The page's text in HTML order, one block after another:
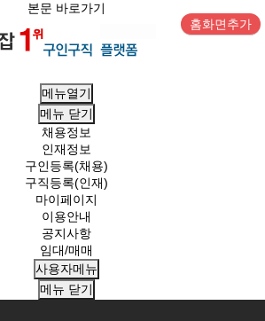
본문 바로가기
홈화면추가
메뉴열기
메뉴 닫기
채용정보
인재정보
구인등록(채용)
구직등록(인재)
마이페이지
이용안내
공지사항
임대/매매
사용자메뉴
메뉴 닫기